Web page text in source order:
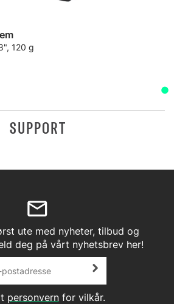
120 g
SUPPORT
ute med nyheter, tilbud og
deg på vårt nyhetsbrev her!
personvernfor vilkår.